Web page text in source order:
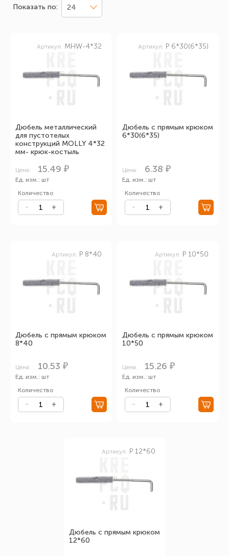
Показать по: 24
Дюбель металлический
для пустотелых
конструкций MOLLY 4*32
мм- крюк-костыль
Артикул: MHW-4*32
Цена: 15.49 ₽
Ед. изм.: шт
Количество
Дюбель с прямым крюком
6*30(6*35)
Артикул: P 6*30(6*35)
Цена: 6.38 ₽
Ед. изм.: шт
Количество
Дюбель с прямым крюком
8*40
Артикул: P 8*40
Цена: 10.53 ₽
Ед. изм.: шт
Количество
Дюбель с прямым крюком
10*50
Артикул: P 10*50
Цена: 15.26 ₽
Ед. изм.: шт
Количество
Дюбель с прямым крюком
12*60
Артикул: P 12*60